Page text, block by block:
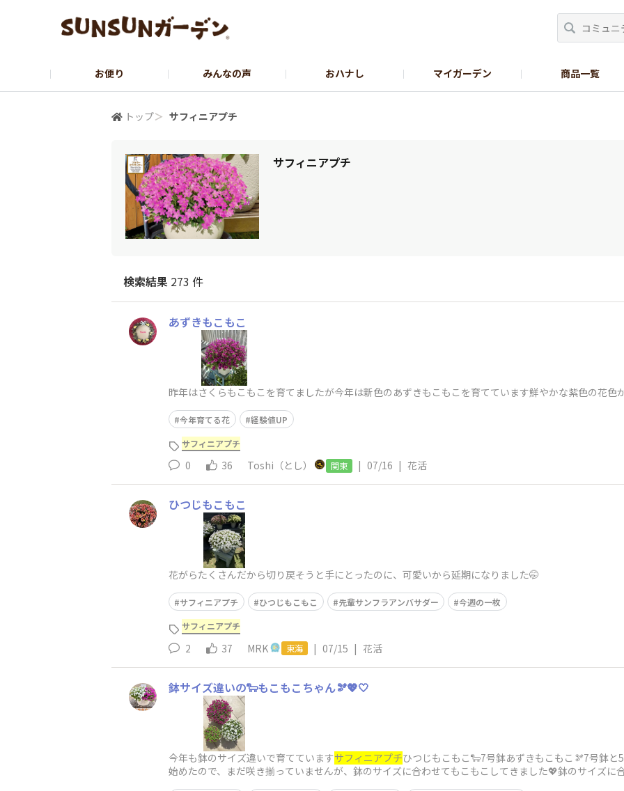
お便り みんなの声 おハナし マイガーデン 商品一覧
トップ＞ サフィニアプチ
サフィニアプチ
検索結果 273 件
あずきもこもこ
昨年はさくらもこもこを育てましたが今年は新色のあずきもこもこを育てています鮮やかな紫色の花色
今年育てる花 経験値UP
サフィニアプチ
0 36 Toshi（とし） 関東 | 07/16 | 花活
ひつじもこもこ
花がらたくさんだから切り戻そうと手にとったのに、可愛いから延期になりました🤭
サフィニアプチ ひつじもこもこ 先輩サンフラアンバサダー 今週の一枚
サフィニアプチ
2 37 MRK 東海 | 07/15 | 花活
鉢サイズ違いの🐑もこもこちゃん🫘💖🤍
今年も鉢のサイズ違いで育てていますサフィニアプチひつじもこもこ🐑7号鉢あずきもこもこ🫘7号鉢
始めたので、まだ咲き揃っていませんが、鉢のサイズに合わせてもこもこしてきました💖鉢のサイズに